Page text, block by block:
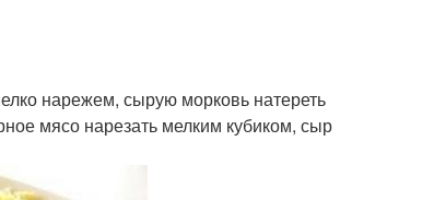
нарежем, сырую морковь натереть
мясо нарезать мелким кубиком, сыр